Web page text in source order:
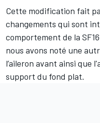
Cette modification fait
changements qui sont
comportement de la
nous avons noté une
l’aileron avant ainsi que
support du fond plat.